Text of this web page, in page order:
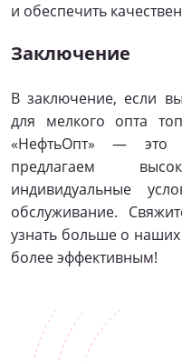
и обеспечить
Заключение
В заключение, если
для мелкого опта
«НефтьОпт» —
предлагаем
индивидуальные
обслуживание.
узнать больше о наших
более эффективным!